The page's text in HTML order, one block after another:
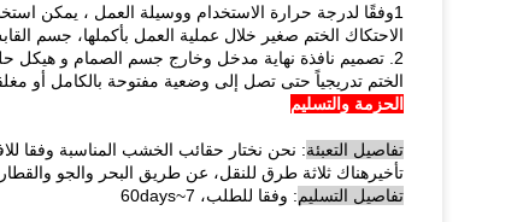
الاحتكاك الختم صغير خلال عملية العمل بأكملها، جسم
2. تصميم نافذة نهاية مدخل وخارج جسم الصمام و هيكل
الختم تدريجياً حتى تصل إلى وضعية مفتوحة بالكامل أو
الحزمة والتسليم
تفاصيل التعبئة: نحن نختار حقائب الخشب المناسبة وفقا
تأخيرهناك ثلاثة طرق للنقل، عن طريق البحر والجو والقطار.
تفاصيل التسليم: وفقا للطلب، 7~60days